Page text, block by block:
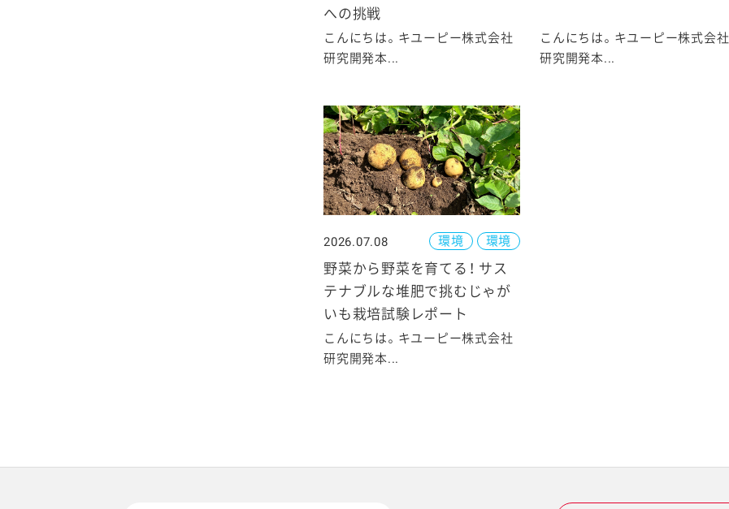
への挑戦
こんにちは。キユーピー株式会社
研究開発本...
こんにちは。キユーピー株式会社
研究開発本...
環境 環境
2026.07.08
野菜から野菜を育てる！ サス
テナブルな堆肥で挑むじゃが
いも栽培試験レポート
こんにちは。キユーピー株式会社
研究開発本...